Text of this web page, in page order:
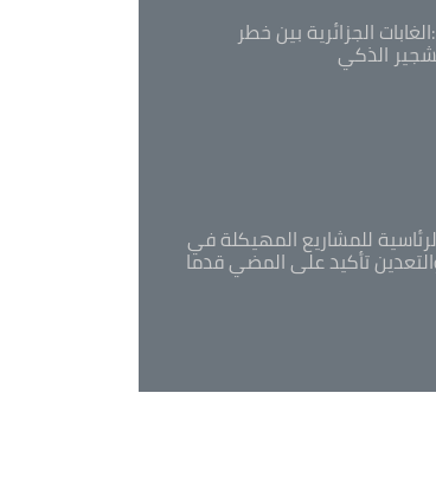
الجزائرية بين خطر
الذكي
للمشاريع المهيكلة في
تأكيد على المضي قدما